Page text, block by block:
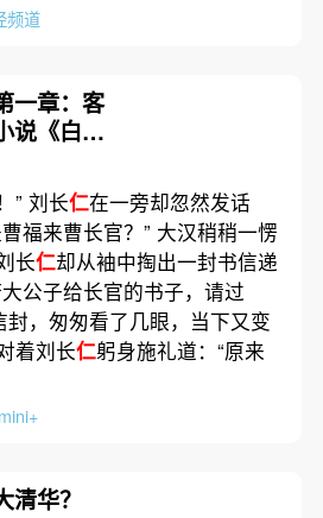
频道
一章：客
说《白
” 刘长仁在一旁却忽然发话
福来曹长官？” 大汉稍稍一愣
长仁却从袖中掏出一封书信递
公子给长官的书子，请过
封，匆匆看了几眼，当下又变
着刘长仁躬身施礼道：“原来
华？